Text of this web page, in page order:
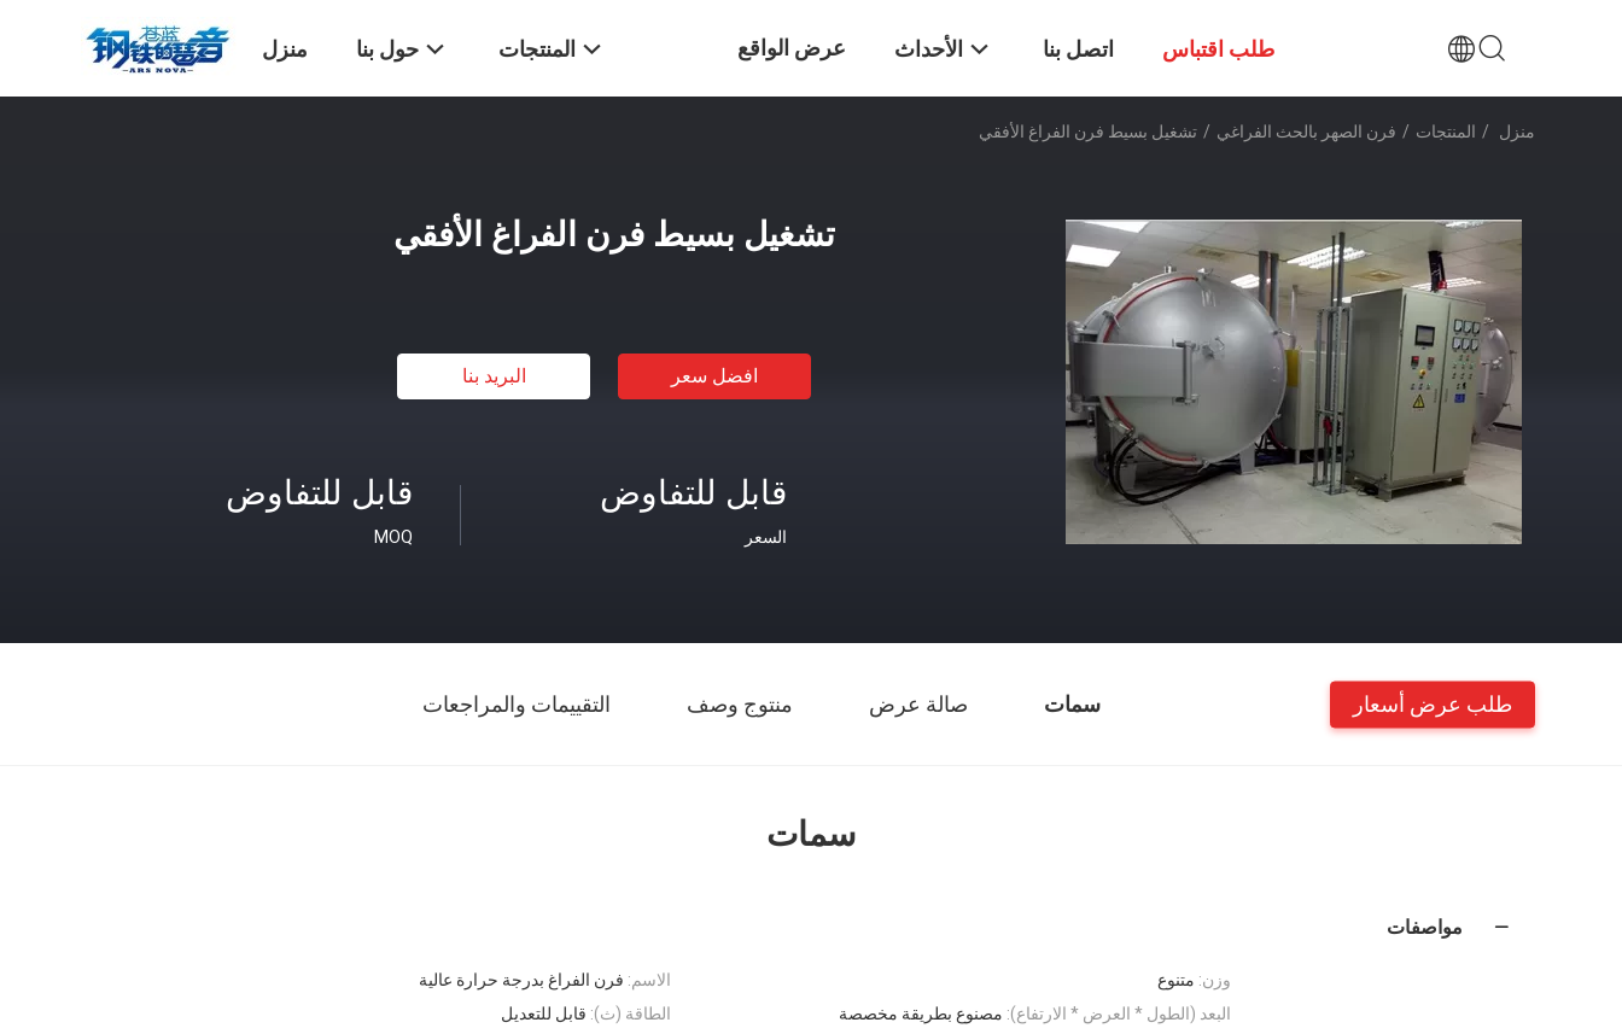
منزل حول بنا المنتجات عرض الواقع الأحداث اتصل بنا طلب اقتباس
منزل / المنتجات / فرن الصهر بالحث الفراغي / تشغيل بسيط فرن الفراغ الأفقي
تشغيل بسيط فرن الفراغ الأفقي
افضل سعر البريد بنا
قابل للتفاوض
MOQ
قابل للتفاوض
السعر
سمات صالة عرض منتوج وصف التقييمات والمراجعات طلب عرض أسعار
سمات
مواصفات
الاسم: فرن الفراغ بدرجة حرارة عالية وزن: متنوع
الطاقة (ث): قابل للتعديل البعد (الطول * العرض * الارتفاع): مصنوع بطريقة مخصصة